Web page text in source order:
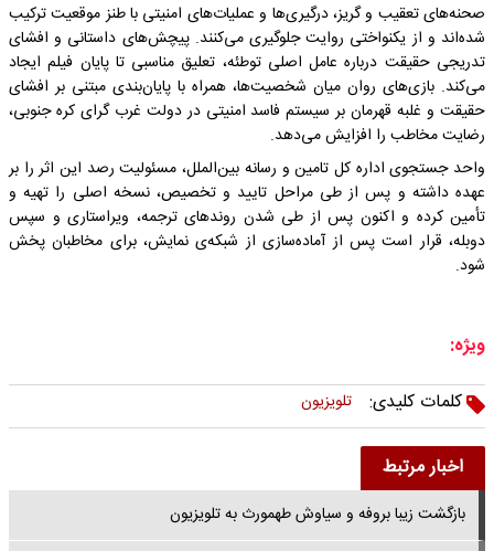
صحنه‌های تعقیب و گریز، درگیری‌ها و عملیات‌های امنیتی با طنز موقعیت ترکیب
شده‌اند و از یکنواختی روایت جلوگیری می‌کنند. پیچش‌های داستانی و افشای
تدریجی حقیقت درباره عامل اصلی توطئه، تعلیق مناسبی تا پایان فیلم ایجاد
می‌کند. بازی‌های روان میان شخصیت‌ها، همراه با پایان‌بندی مبتنی بر افشای
حقیقت و غلبه قهرمان بر سیستم فاسد امنیتی در دولت غرب گرای کره جنوبی،
رضایت مخاطب را افزایش می‌دهد.
واحد جستجوی اداره کل تامین و رسانه بین‌الملل، مسئولیت رصد این اثر را بر
عهده داشته و پس از طی مراحل تایید و تخصیص، نسخه اصلی را تهیه و
تأمین کرده و اکنون پس از طی شدن روندهای ترجمه، ویراستاری و سپس
دوبله، قرار است پس از آماده‌سازی از شبکه‌ی نمایش، برای مخاطبان پخش
شود.
ویژه:
کلمات کلیدی:
تلویزیون
اخبار مرتبط
بازگشت زیبا بروفه و سیاوش طهمورث به تلویزیون